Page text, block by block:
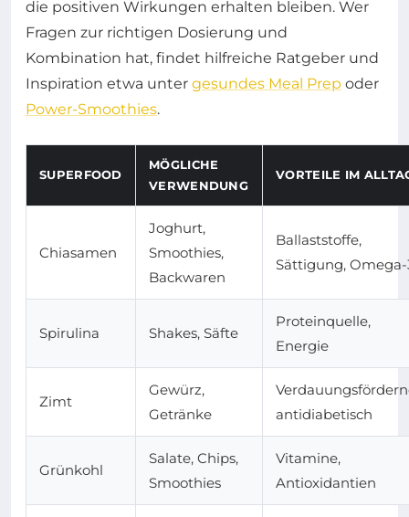
die positiven Wirkungen erhalten bleiben. Wer
Fragen zur richtigen Dosierung und
Kombination hat, findet hilfreiche Ratgeber und
Inspiration etwa unter gesundes Meal Prep oder
Power-Smoothies.
SUPERFOOD
MÖGLICHE
VERWENDUNG
VORTEILE IM
Chiasamen
Joghurt,
Smoothies,
Backwaren
Ballaststoffe,
Sättigung, Omega-
Spirulina Shakes, Säfte
Proteinquelle,
Energie
Zimt
Gewürz,
Getränke
antidiabetisch
Grünkohl
Salate, Chips,
Smoothies
Vitamine,
Antioxidantien